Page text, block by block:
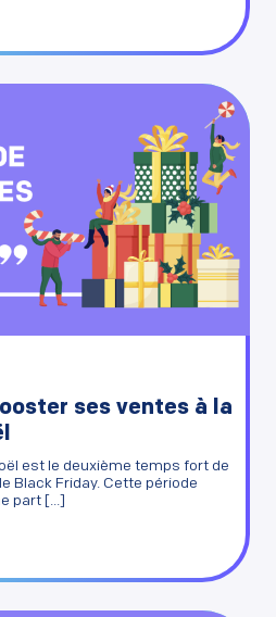
ses ventes à la
est le deuxième temps fort de
Black Friday. Cette période
part [...]